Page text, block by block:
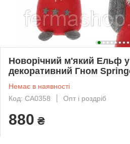
Новорічний м'який Ельф
декоративний Гном
Немає в наявності
Код: CA0358
Опт і роздріб
880 ₴